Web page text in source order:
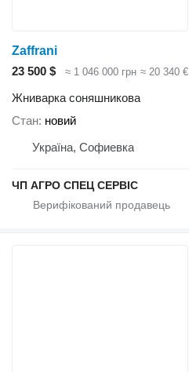
Zaffrani
23 500 $
≈ 1 046 000 грн ≈ 20 340 €
Жниварка соняшникова
Стан новий
Україна, Софиевка
ЧП АГРО СПЕЦ СЕРВІС